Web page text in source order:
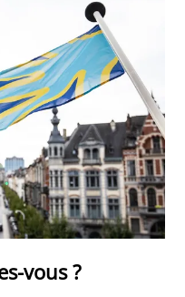
vous ?